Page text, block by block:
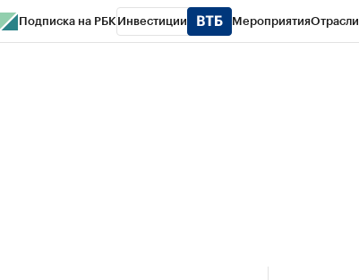
Подписка на РБК Инвестиции МероприятияОтрасли